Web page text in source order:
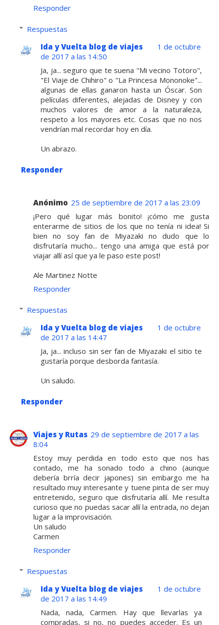
Responder
Respuestas
Ida y Vuelta blog de viajes
1 de octubre
de 2017 a las 14:50
Ja, ja... seguro que te suena "Mi vecino Totoro",
"El Viaje de Chihiro" o "La Princesa Mononoke"...
algunas de ellas ganaron hasta un Óscar. Son
películas diferentes, alejadas de Disney y con
muchos valores de amor a la naturaleza,
respeto a los mayores etc. Cosas que no nos
vendrían mal recordar hoy en día.
Un abrazo.
Responder
Anónimo 25 de septiembre de 2017 a las 23:09
¡Pero qué lugar más bonito! ¡cómo me gusta
enterarme de sitios de los que no tenía ni idea! Si
bien no soy fan de Miyazaki no dudo que lo
disfrutaría mucho... tengo una amiga que está por
viajar allí así que ya le paso este post!
Ale Martinez Notte
Responder
Respuestas
Ida y Vuelta blog de viajes
1 de octubre
de 2017 a las 14:47
Ja, ja... incluso sin ser fan de Miyazaki el sitio te
gustaría porque desborda fantasía.
Un saludo.
Responder
Viajes y Rutas 29 de septiembre de 2017 a las
8:04
Estoy muy perdida en todo esto que nos has
contado, me ha sonado todo a chino (aunque
debería brría decir japones) sin embargo me ha
resultado muy interesante y tuene pinta de ser muy
entretenido, seguro que disfrutaría allí. Me resulta
curioso que no puedas sacar allí la entrada, no dejan
lugar a la improvisación.
Un saludo
Carmen
Responder
Respuestas
Ida y Vuelta blog de viajes
1 de octubre
de 2017 a las 14:49
Nada, nada, Carmen. Hay que llevarlas ya
compradas, si no, no puedes acceder. Es un